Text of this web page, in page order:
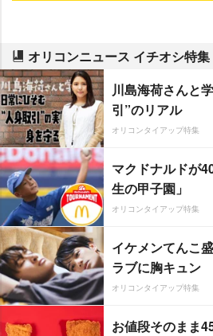
オリコンニュース イチオシ特集
川島海荷さんと
引”のリアル
オリコンタイアップ特集
マクドナルドが
生の甲子園」
オリコンタイアップ特集
イケメンてんこ
ラブに胸キュン
オリコンタイアップ特集
お値段そのまま